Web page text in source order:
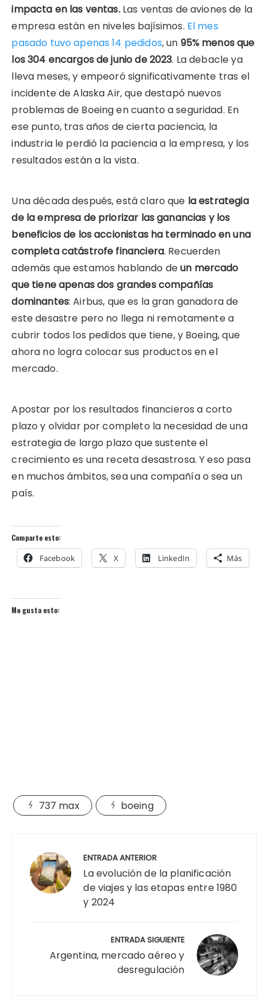
impacta en las ventas.Las ventas de aviones de la
empresa están en niveles bajísimos. El mes
pasado tuvo apenas 14 pedidos, un 95% menos que
los 304 encargos de junio de 2023. La debacle ya
lleva meses, y empeoró significativamente tras el
incidente de Alaska Air, que destapó nuevos
problemas de Boeing en cuanto a seguridad. En
ese punto, tras años de cierta paciencia, la
industria le perdió la paciencia a la empresa, y los
resultados están a la vista.
Una década después, está claro que la estrategia
de la empresa de priorizar las ganancias y los
beneficios de los accionistas ha terminado en una
completa catástrofe financiera. Recuerden
además que estamos hablando deun mercado
que tiene apenas dos grandes compañías
dominantes: Airbus, que es la gran ganadora de
este desastre pero no llega ni remotamente a
cubrir todos los pedidos que tiene, y Boeing, que
ahora no logra colocar sus productos en el
mercado.
Apostar por los resultados financieros a corto
plazo y olvidar por completo la necesidad de una
estrategia de largo plazo que sustente el
crecimiento es una receta desastrosa. Y eso pasa
en muchos ámbitos, sea una compañía o sea un
país.
Comparte esto:
Facebook X LinkedIn Más
Me gusta esto:
737 max boeing
entradas
ENTRADA ANTERIOR
La evolución de la planificación
de viajes y las etapas entre 1980
y 2024
ENTRADA SIGUIENTE
Argentina, mercado aéreo y
desregulación